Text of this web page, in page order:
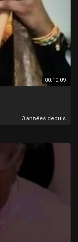
00:10:09
3 années depuis